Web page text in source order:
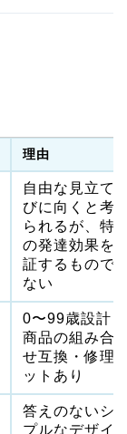
理由
自由な見立て
びに向くと考
られるが、特
の発達効果を
証するもので
ない
0〜99歳設計
商品の組み合
せ互換・修理
ットあり
答えのないシ
プルなデザイ